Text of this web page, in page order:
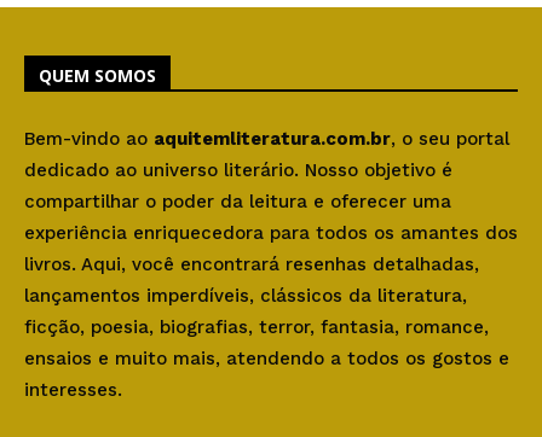
QUEM SOMOS
Bem-vindo ao aquitemliteratura.com.br, o seu portal
dedicado ao universo literário. Nosso objetivo é
compartilhar o poder da leitura e oferecer uma
experiência enriquecedora para todos os amantes dos
livros. Aqui, você encontrará resenhas detalhadas,
lançamentos imperdíveis, clássicos da literatura,
ficção, poesia, biografias, terror, fantasia, romance,
ensaios e muito mais, atendendo a todos os gostos e
interesses.